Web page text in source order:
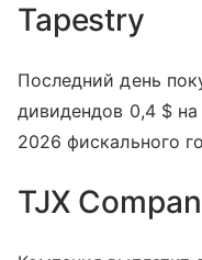
Tapestry
Последний день
дивидендов 0,4 $
2026 фискального
TJX